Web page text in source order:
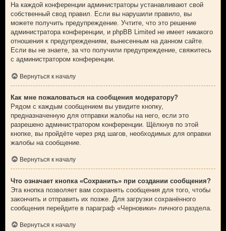
На каждой конференции администраторы устанавливают свой
собственный свод правил. Если вы нарушили правило, вы
можете получить предупреждение. Учтите, что это решение
администратора конференции, и phpBB Limited не имеет никакого
отношения к предупреждениям, вынесенным на данном сайте.
Если вы не знаете, за что получили предупреждение, свяжитесь
с администратором конференции.
Вернуться к началу
Как мне пожаловаться на сообщения модератору?
Рядом с каждым сообщением вы увидите кнопку,
предназначенную для отправки жалобы на него, если это
разрешено администратором конференции. Щёлкнув по этой
кнопке, вы пройдёте через ряд шагов, необходимых для оправки
жалобы на сообщение.
Вернуться к началу
Что означает кнопка «Сохранить» при создании сообщения?
Эта кнопка позволяет вам сохранять сообщения для того, чтобы
закончить и отправить их позже. Для загрузки сохранённого
сообщения перейдите в параграф «Черновики» личного раздела.
Вернуться к началу